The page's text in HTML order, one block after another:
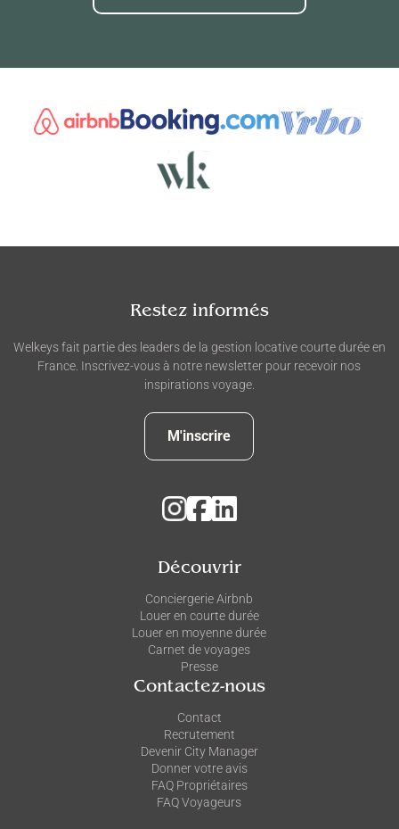
Restez informés
Welkeys fait partie des leaders de la gestion locative courte durée en
France. Inscrivez-vous à notre newsletter pour recevoir nos
inspirations voyage.
M'inscrire
Découvrir
Conciergerie Airbnb
Louer en courte durée
Louer en moyenne durée
Carnet de voyages
Presse
Contactez-nous
Contact
Recrutement
Devenir City Manager
Donner votre avis
FAQ Propriétaires
FAQ Voyageurs